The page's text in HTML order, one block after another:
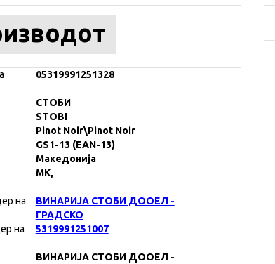
05319991251328
СТОБИ
STOBI
Pinot Noir\Pinot Noir
GS1-13 (EAN-13)
Македонија
MK,
на
ВИНАРИЈА СТОБИ ДООЕЛ -
ГРАДСКО
на
5319991251007
ВИНАРИЈА СТОБИ ДООЕЛ -